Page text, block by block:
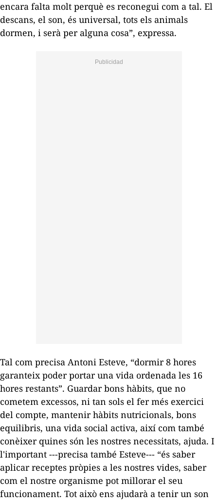
encara falta molt perquè es reconegui com a tal. El
descans, el son, és universal, tots els animals
dormen, i serà per alguna cosa”, expressa.
Tal com precisa Antoni Esteve, “dormir 8 hores
garanteix poder portar una vida ordenada les 16
hores restants”. Guardar bons hàbits, que no
cometem excessos, ni tan sols el fer més exercici
del compte, mantenir hàbits nutricionals, bons
equilibris, una vida social activa, així com també
conèixer quines són les nostres necessitats, ajuda. I
l'important ---precisa també Esteve--- “és saber
aplicar receptes pròpies a les nostres vides, saber
com el nostre organisme pot millorar el seu
funcionament. Tot això ens ajudarà a tenir un son